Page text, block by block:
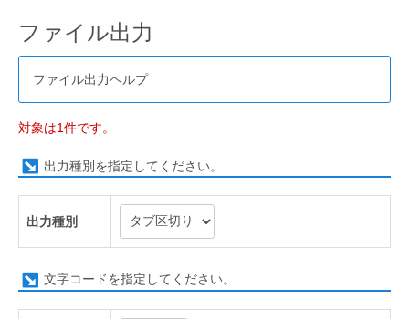
ファイル出力
ファイル出力ヘルプ
対象は1件です。
出力種別を指定してください。
出力種別
文字コードを指定してください。